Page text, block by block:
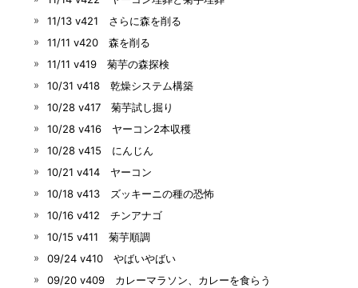
11/13 v421 さらに森を削る
11/11 v420 森を削る
11/11 v419 菊芋の森探検
10/31 v418 乾燥システム構築
10/28 v417 菊芋試し掘り
10/28 v416 ヤーコン2本収穫
10/28 v415 にんじん
10/21 v414 ヤーコン
10/18 v413 ズッキーニの種の恐怖
10/16 v412 チンアナゴ
10/15 v411 菊芋順調
09/24 v410 やばいやばい
09/20 v409 カレーマラソン、カレーを食らう